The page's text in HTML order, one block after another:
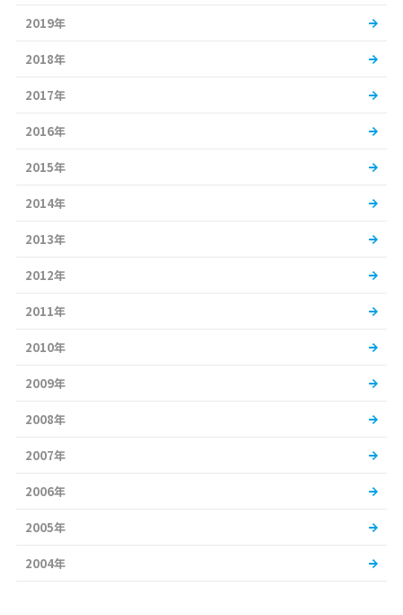
2019年
2018年
2017年
2016年
2015年
2014年
2013年
2012年
2011年
2010年
2009年
2008年
2007年
2006年
2005年
2004年